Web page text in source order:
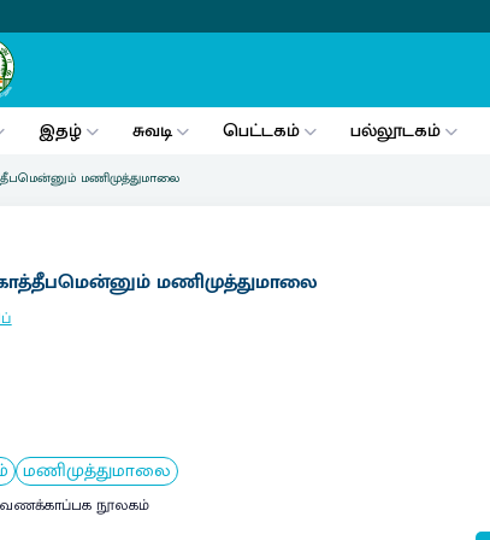
இதழ் சுவடி பெட்டகம் பல்லூடகம்
மணிமுத்துமாலை
மணிமுத்துமாலை
மணிமுத்துமாலை
நூலகம்